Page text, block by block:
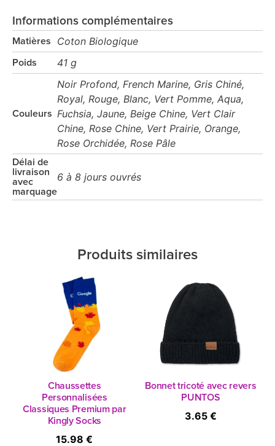
Informations complémentaires
Matières Coton Biologique
Poids 41 g
Couleurs
Noir Profond, French Marine, Gris Chiné,
Royal, Rouge, Blanc, Vert Pomme, Aqua,
Fuchsia, Jaune, Beige Chine, Vert Clair
Chine, Rose Chine, Vert Prairie, Orange,
Rose Orchidée, Rose Pâle
Délai de
livraison
avec
marquage
6 à 8 jours ouvrés
Produits similaires
Chaussettes
Personnalisées
Classiques Premium par
Kingly Socks
15.98 €
Bonnet tricoté avec revers
PUNTOS
3.65 €